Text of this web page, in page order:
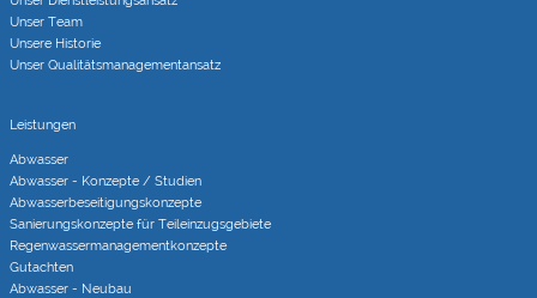
Unser Team
Unsere Historie
Unser Qualitätsmanagementansatz
Leistungen
Abwasser
Abwasser - Konzepte / Studien
Abwasserbeseitigungs­konzepte
Sanierungs­konzepte für Teileinzugs­gebiete
Regenwasser­managementkonzepte
Gutachten
Abwasser - Neubau